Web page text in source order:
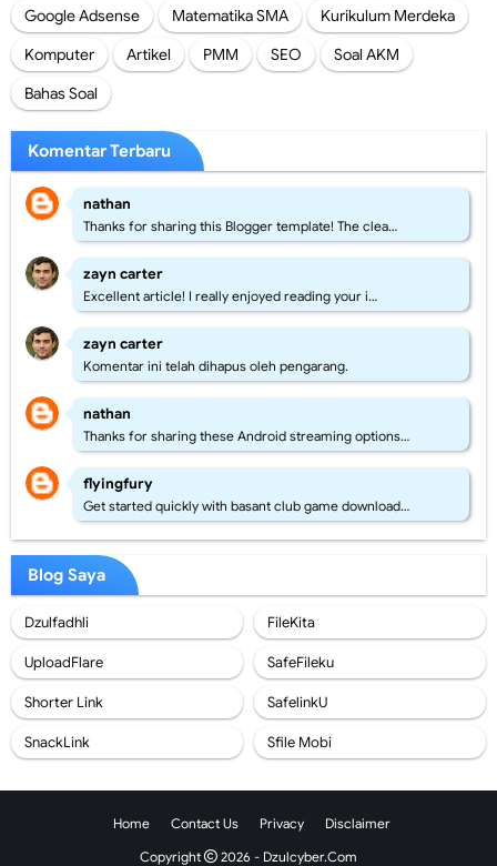
Google Adsense
Matematika SMA
Kurikulum Merdeka
Komputer
Artikel PMM SEO
Soal AKM
Bahas Soal
Komentar Terbaru
nathan
Thanks for sharing this Blogger template! The clea…
zayn carter
Excellent article! I really enjoyed reading your i…
zayn carter
Komentar ini telah dihapus oleh pengarang.
nathan
Thanks for sharing these Android streaming options…
flyingfury
Get started quickly with basant club game download…
Blog Saya
Dzulfadhli FileKita
UploadFlare SafeFileku
Shorter Link SafelinkU
SnackLink Sfile Mobi
Home Contact Us Privacy
Disclaimer
Copyright
2026 - Dzulcyber.Com